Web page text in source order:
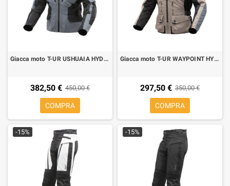
Giacca moto T-UR USHUAIA HYDROSCUD grey yellow fluo
382,50 € 450,00 €
COMPRA
Giacca moto T-UR WAYPOINT HYDROSCUD sand dark grey
297,50 € 350,00 €
COMPRA
-15% -15%